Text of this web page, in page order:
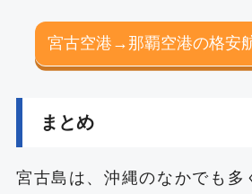
宮古空港→那覇空港の格安
まとめ
宮古島は、沖縄のなかでも多